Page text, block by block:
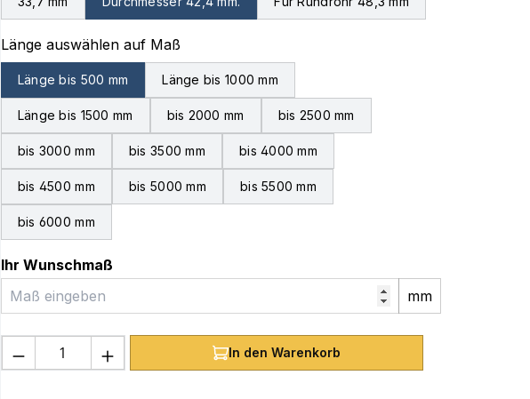
Länge auswählen auf Maßauswählen
Länge bis 500 mm Länge bis 1000 mm
Länge bis 1500 mm bis 2000 mm bis 2500 mm
bis 3000 mm bis 3500 mm bis 4000 mm
bis 4500 mm bis 5000 mm bis 5500 mm
bis 6000 mm
Ihr Wunschmaß
mm
Produkt Anzahl: Gib den gewünschten Wert ein
In den Warenkorb